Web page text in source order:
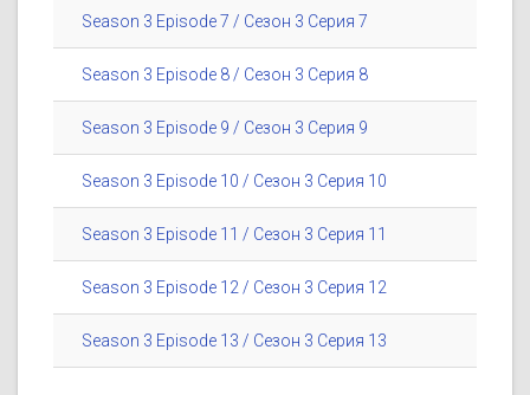
Season 3 Episode 7 / Сезон 3 Серия 7
Season 3 Episode 8 / Сезон 3 Серия 8
Season 3 Episode 9 / Сезон 3 Серия 9
Season 3 Episode 10 / Сезон 3 Серия 10
Season 3 Episode 11 / Сезон 3 Серия 11
Season 3 Episode 12 / Сезон 3 Серия 12
Season 3 Episode 13 / Сезон 3 Серия 13